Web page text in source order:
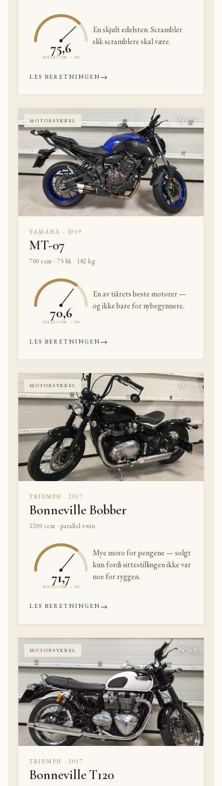
75,6
BIKEZ.COM · / 100
En skjult edelsten. Scrambler
slik scramblere skal være.
LES BERETNINGEN→
MOTORSYKKEL Nº 06
YAMAHA · 2019
MT-07
700 ccm · 75 hk · 182 kg
70,6
BIKEZ.COM · / 100
En av tiårets beste motorer —
og ikke bare for nybegynnere.
LES BERETNINGEN→
MOTORSYKKEL Nº 07
TRIUMPH · 2017
Bonneville Bobber
1200 ccm · parallel-twin
71,7
BIKEZ.COM · / 100
Mye moro for pengene — solgt
kun fordi sittestillingen ikke var
noe for ryggen.
LES BERETNINGEN→
MOTORSYKKEL Nº 08
TRIUMPH · 2017
Bonneville T120